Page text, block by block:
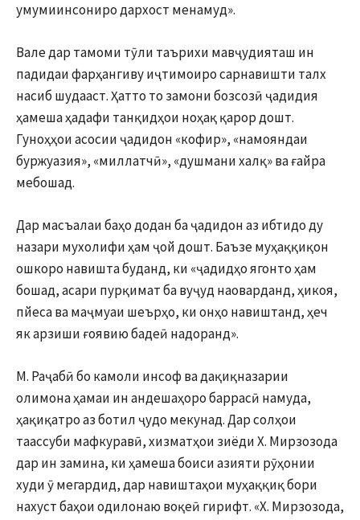
умумиинсониро дархост менамуд».
Вале дар тамоми тӯли таърихи мавҷудияташ ин
падидаи фарҳангиву иҷтимоиро сарнавишти талх
насиб шудааст. Ҳатто то замони бозсозӣ ҷадидия
ҳамеша ҳадафи танқидҳои ноҳақ қарор дошт.
Гуноҳҳои асосии ҷадидон «кофир», «намояндаи
буржуазия», «миллатчӣ», «душмани халқ» ва ғайра
мебошад.
Дар масъалаи баҳо додан ба ҷадидон аз ибтидо ду
назари мухолифи ҳам ҷой дошт. Баъзе муҳаққиқон
ошкоро навишта буданд, ки «ҷадидҳо ягонто ҳам
бошад, асари пурқимат ба вуҷуд наоварданд, ҳикоя,
пйеса ва маҷмуаи шеърҳо, ки онҳо навиштанд, ҳеч
як арзиши ғоявию бадеӣ надоранд».
М. Раҷабӣ бо камоли инсоф ва дақиқназарии
олимона ҳамаи ин андешаҳоро баррасӣ намуда,
ҳақиқатро аз ботил ҷудо мекунад. Дар солҳои
таассуби мафкуравӣ, хизматҳои зиёди X. Мирзозода
дар ин замина, ки ҳамеша боиси азияти рӯҳонии
худи ӯ мегардид, дар навиштаҳои муҳаққиқ бори
нахуст баҳои одилонаю воқеӣ гирифт. «X. Мирзозода,